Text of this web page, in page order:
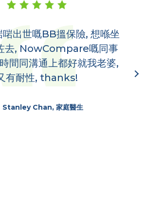
啱出世嘅BB搵保險, 想喺坐
去, NowCompare嘅同事
間同溝通上都好就我老婆,
有耐性, thanks!
Stanley Chan, 家庭醫生